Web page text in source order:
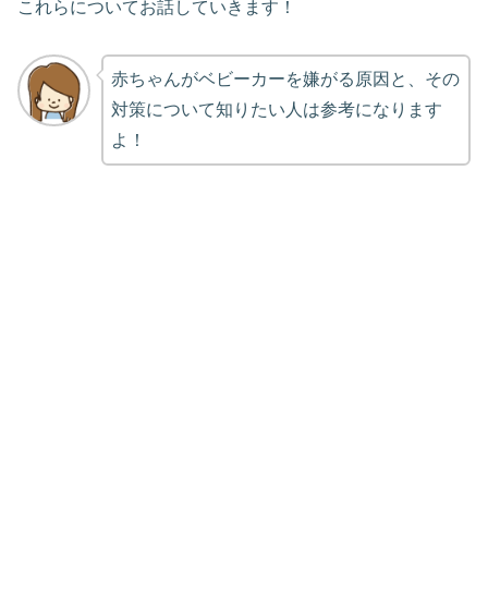
これらについてお話していきます！
赤ちゃんがベビーカーを嫌がる原因と、その
対策について知りたい人は参考になります
よ！